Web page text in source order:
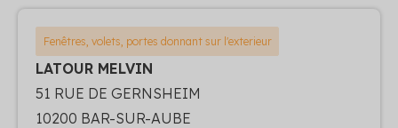
Fenêtres, volets, portes donnant sur l'exterieur
LATOUR MELVIN
51 RUE DE GERNSHEIM
10200 BAR-SUR-AUBE